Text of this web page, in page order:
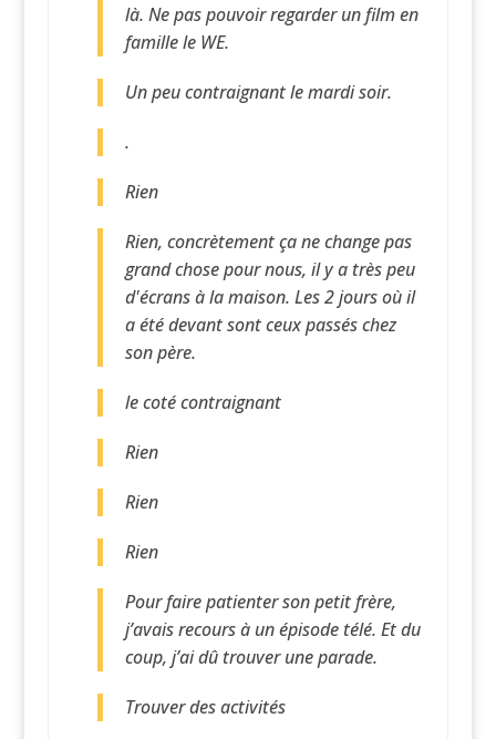
là. Ne pas pouvoir regarder un film en
famille le WE.
Un peu contraignant le mardi soir.
.
Rien
Rien, concrètement ça ne change pas
grand chose pour nous, il y a très peu
d'écrans à la maison. Les 2 jours où il
a été devant sont ceux passés chez
son père.
le coté contraignant
Rien
Rien
Rien
Pour faire patienter son petit frère,
j’avais recours à un épisode télé. Et du
coup, j’ai dû trouver une parade.
Trouver des activités